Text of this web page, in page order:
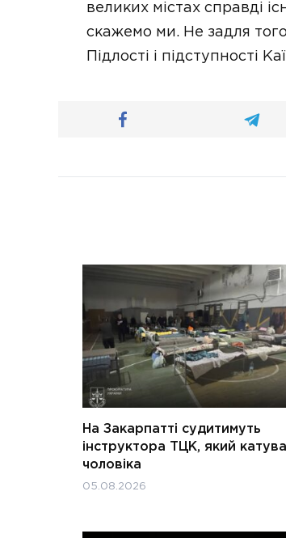
великих містах справді
скажемо ми. Не задля
Підлості і підступності
На Закарпатті судитимуть
інструктора ТЦК, який
чоловіка
05.08.2026